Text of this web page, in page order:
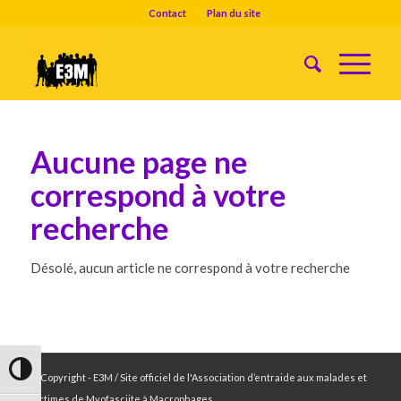
Passer en contraste élevé
Contact Plan du site
Aucune page ne
correspond à votre
recherche
Désolé, aucun article ne correspond à votre recherche
© Copyright - E3M / Site officiel de l'Association d’entraide aux malades et
victimes de Myofasciite à Macrophages